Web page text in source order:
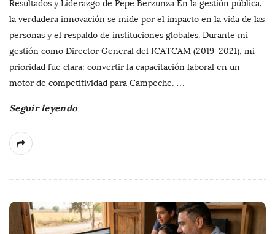
Resultados y Liderazgo de Pepe Berzunza En la gestión pública,
la verdadera innovación se mide por el impacto en la vida de las
personas y el respaldo de instituciones globales. Durante mi
gestión como Director General del ICATCAM (2019-2021), mi
prioridad fue clara: convertir la capacitación laboral en un
motor de competitividad para Campeche. …
Seguir leyendo